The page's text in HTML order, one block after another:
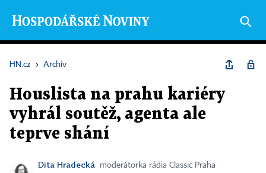
HN.cz › Archiv
Houslista na prahu kariéry
vyhrál soutěž, agenta ale
teprve shání
Dita Hradecká
moderátorka rádia Classic Praha